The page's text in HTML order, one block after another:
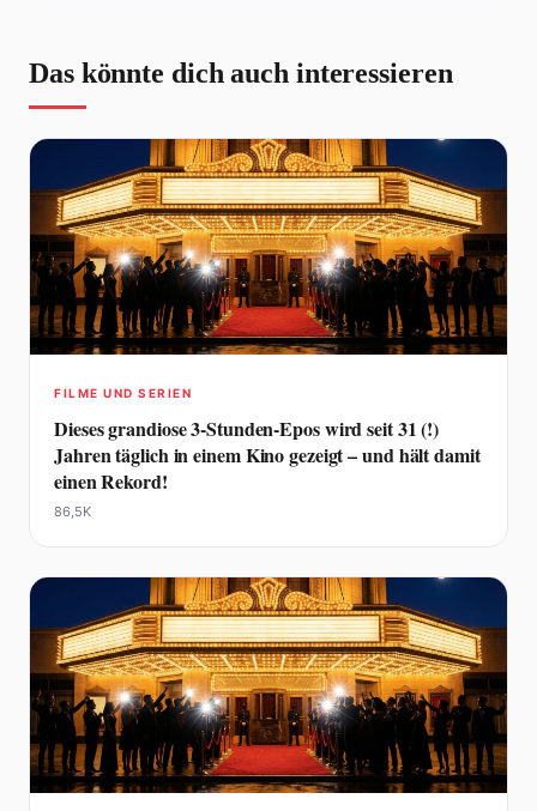
Das könnte dich auch interessieren
FILME UND SERIEN
Dieses grandiose 3-Stunden-Epos wird seit 31 (!)
Jahren täglich in einem Kino gezeigt – und hält damit
einen Rekord!
86,5K